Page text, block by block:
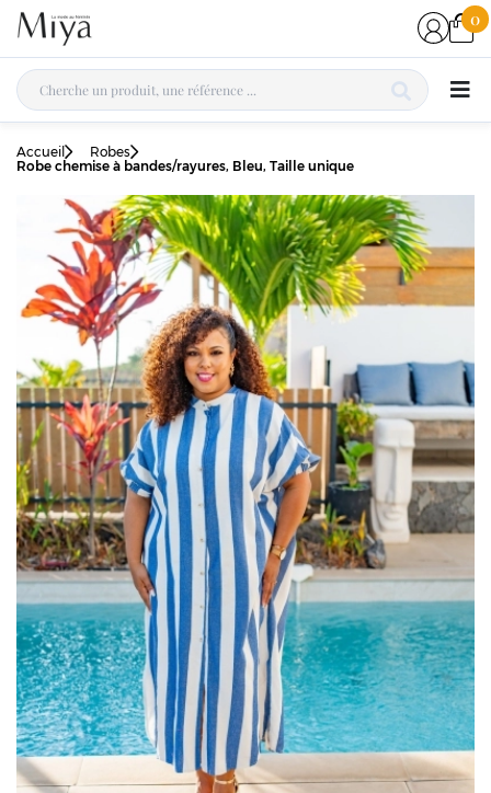
0
Accueil
Robes
Robe chemise à bandes/rayures, Bleu, Taille unique